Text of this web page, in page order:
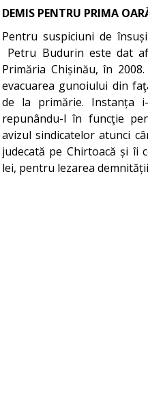
DEMIS PENTRU PRIMA
Pentru suspiciuni de
Petru Budurin este dat
Primăria Chișinău, în
evacuarea gunoiului din
de la primărie. Instanța
repunându-l în funcţie
avizul sindicatelor atunci
judecată pe Chirtoacă și îi
lei, pentru lezarea